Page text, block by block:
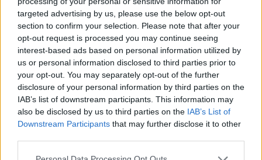
targeted advertising by us, please use the below opt-out
section to confirm your selection. Please note that after your
opt-out request is processed you may continue seeing
interest-based ads based on personal information utilized by
us or personal information disclosed to third parties prior to
your opt-out. You may separately opt-out of the further
disclosure of your personal information by third parties on the
IAB’s list of downstream participants. This information may
also be disclosed by us to third parties on the IAB’s List of
Downstream Participants that may further disclose it to other
Jones haya perdido galones en
Phoenix. Budenholzer dijo que jugará un papel
importante desde el banquillo.
"Nos organiza. Aporta liderazgo, estabilidad. Es un base
puro. Es ese tipo que busca que todo el mundo
participe. Se siente cómodo en ese puesto. Ha estado
bien", afirmó el entrenador de los Suns.